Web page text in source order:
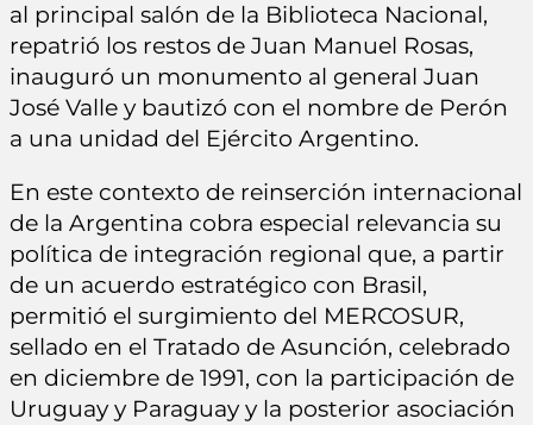
al principal salón de la Biblioteca Nacional,
repatrió los restos de Juan Manuel Rosas,
inauguró un monumento al general Juan
José Valle y bautizó con el nombre de Perón
a una unidad del Ejército Argentino.
En este contexto de reinserción internacional
de la Argentina cobra especial relevancia su
política de integración regional que, a partir
de un acuerdo estratégico con Brasil,
permitió el surgimiento del MERCOSUR,
sellado en el Tratado de Asunción, celebrado
en diciembre de 1991, con la participación de
Uruguay y Paraguay y la posterior asociación